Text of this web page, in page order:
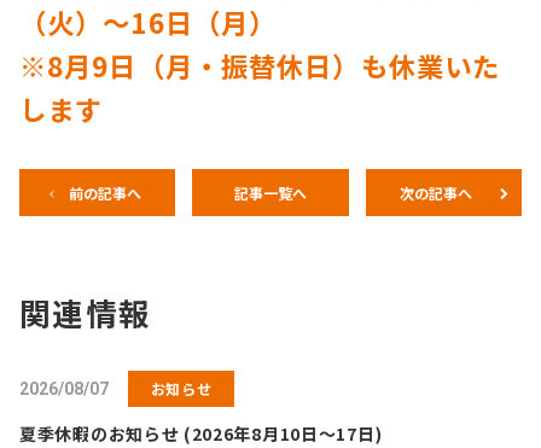
（火）～16日（月）
※8月9日（月・振替休日）も休業いた
します
前の記事へ 記事一覧へ 次の記事へ
関連情報
2026/08/07 お知らせ
夏季休暇のお知らせ (2026年8月10日～17日)